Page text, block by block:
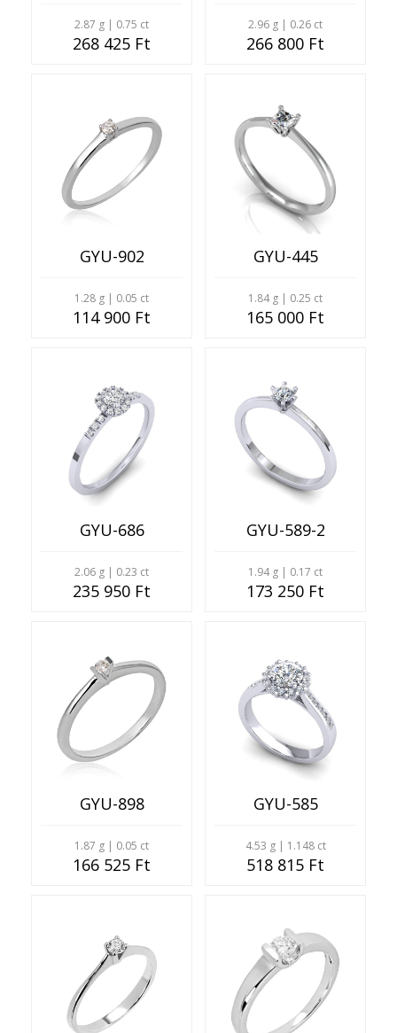
2.87 g | 0.75 ct
268 425 Ft
2.96 g | 0.26 ct
266 800 Ft
GYU-902
1.28 g | 0.05 ct
114 900 Ft
GYU-445
1.84 g | 0.25 ct
165 000 Ft
GYU-686
2.06 g | 0.23 ct
235 950 Ft
GYU-589-2
1.94 g | 0.17 ct
173 250 Ft
GYU-898
1.87 g | 0.05 ct
166 525 Ft
GYU-585
4.53 g | 1.148 ct
518 815 Ft